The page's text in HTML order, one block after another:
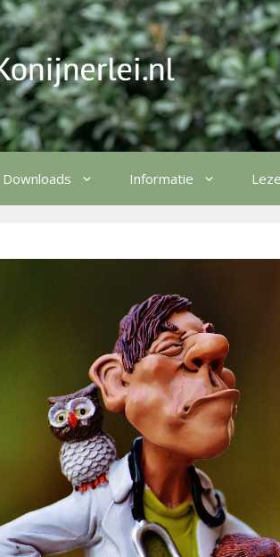
Downloads Informatie